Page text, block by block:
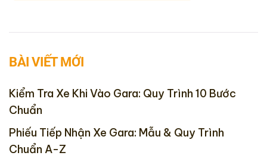
BÀI VIẾT MỚI
Kiểm Tra Xe Khi Vào Gara: Quy Trình 10 Bước
Chuẩn
Phiếu Tiếp Nhận Xe Gara: Mẫu & Quy Trình
Chuẩn A-Z